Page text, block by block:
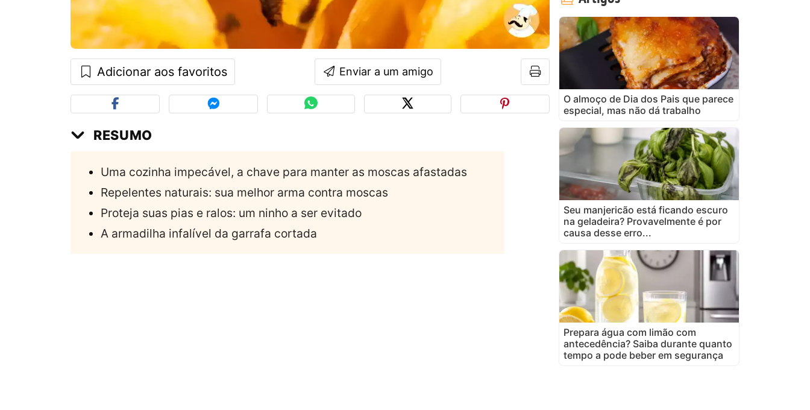
Adicionar aos favoritos Enviar a um amigo
RESUMO
Uma cozinha impecável, a chave para manter as moscas afastadas
Repelentes naturais: sua melhor arma contra moscas
Proteja suas pias e ralos: um ninho a ser evitado
A armadilha infalível da garrafa cortada
O almoço de Dia dos Pais que parece
especial, mas não dá trabalho
Seu manjericão está ficando escuro
na geladeira? Provavelmente é por
causa desse erro...
Prepara água com limão com
antecedência? Saiba durante quanto
tempo a pode beber em segurança